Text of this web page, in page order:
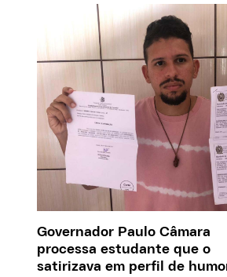
Governador Paulo Câmara
processa estudante que o
satirizava em perfil de